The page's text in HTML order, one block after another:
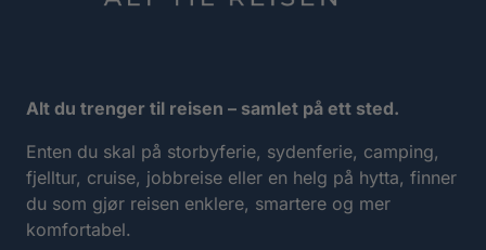
Alt du trenger til reisen – samlet på ett sted.
Enten du skal på storbyferie, sydenferie, camping,
fjelltur, cruise, jobbreise eller en helg på hytta, finner
du som gjør reisen enklere, smartere og mer
komfortabel.